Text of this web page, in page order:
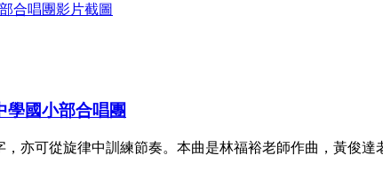
學國小部合唱團
，亦可從旋律中訓練節奏。本曲是林福裕老師作曲，黃